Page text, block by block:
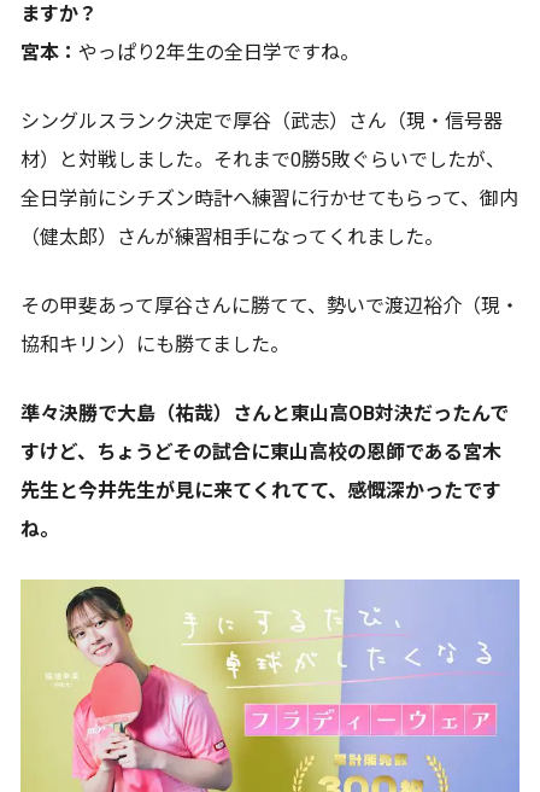
ますか？
宮本： やっぱり2年生の全日学ですね。
シングルスランク決定で厚谷（武志）さん（現・信号器
材）と対戦しました。それまで0勝5敗ぐらいでしたが、
全日学前にシチズン時計へ練習に行かせてもらって、御内
（健太郎）さんが練習相手になってくれました。
その甲斐あって厚谷さんに勝てて、勢いで渡辺裕介（現・
協和キリン）にも勝てました。
準々決勝で大島（祐哉）さんと東山高OB対決だったんで
すけど、ちょうどその試合に東山高校の恩師である宮木
先生と今井先生が見に来てくれてて、感慨深かったです
ね。